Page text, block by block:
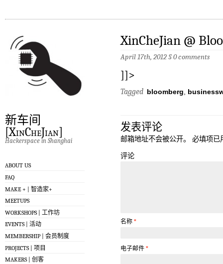
新车间
[XinCheJian]
Hackerspace in Shanghai
ABOUT US
FAQ
MAKE + | 智造家+
MEETUPS
WORKSHOPS | 工作坊
EVENTS | 活动
MEMBERSHIP | 会员制度
PROJECTS | 项目
MAKERS | 创客
XinCheJian @
April 17th, 2012§0 comments
]]>
Tagged bloomberg
发表评论
邮箱地址不会被公开。 必填项已
评论
名称 *
电子邮件 *